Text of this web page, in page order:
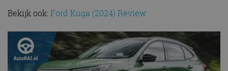
Bekijk ook: Ford Kuga (2024) Review